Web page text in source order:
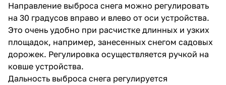
Направление выброса снега можно регулировать
на 30 градусов вправо и влево от оси устройства.
Это очень удобно при расчистке длинных и узких
площадок, например, занесенных снегом садовых
дорожек. Регулировка осуществляется ручкой на
ковше устройства.
Дальность выброса снега регулируется
раз в 2 недели